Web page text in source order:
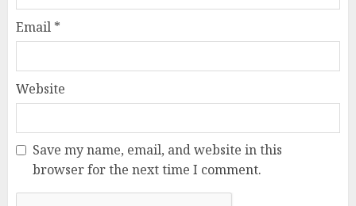
Email *
Website
Save my name, email, and website in this
browser for the next time I comment.